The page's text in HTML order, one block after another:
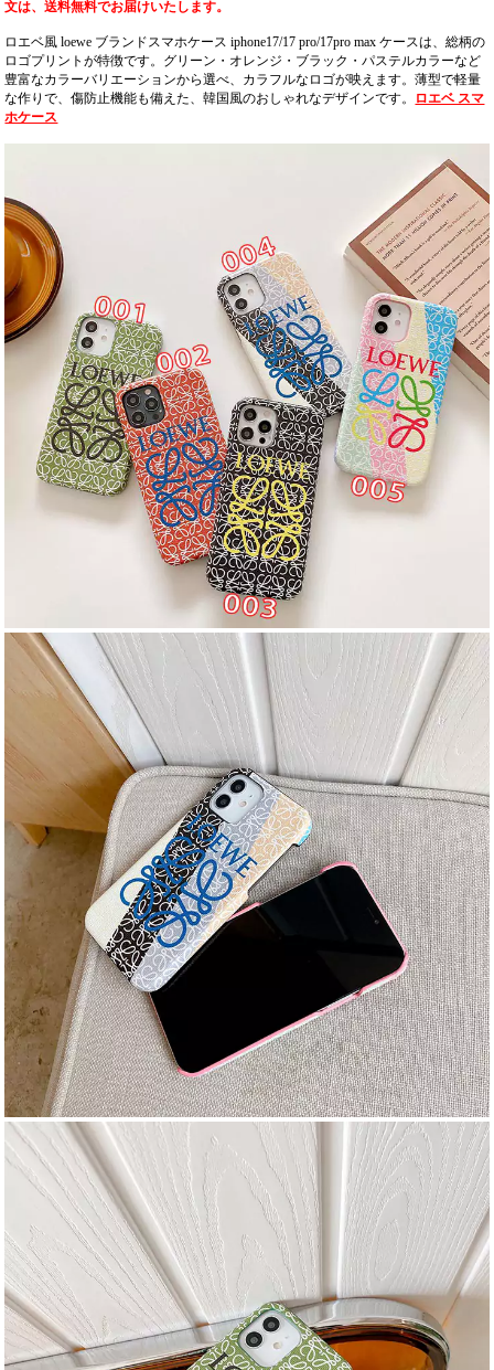
文は、送料無料でお届けいたします。
ロエベ風 loewe ブランドスマホケース iphone17/17 pro/17pro max ケースは、総柄の
ロゴプリントが特徴です。グリーン・オレンジ・ブラック・パステルカラーなど
豊富なカラーバリエーションから選べ、カラフルなロゴが映えます。薄型で軽量
な作りで、傷防止機能も備えた、韓国風のおしゃれなデザインです。
ロエベ スマ
ホケース